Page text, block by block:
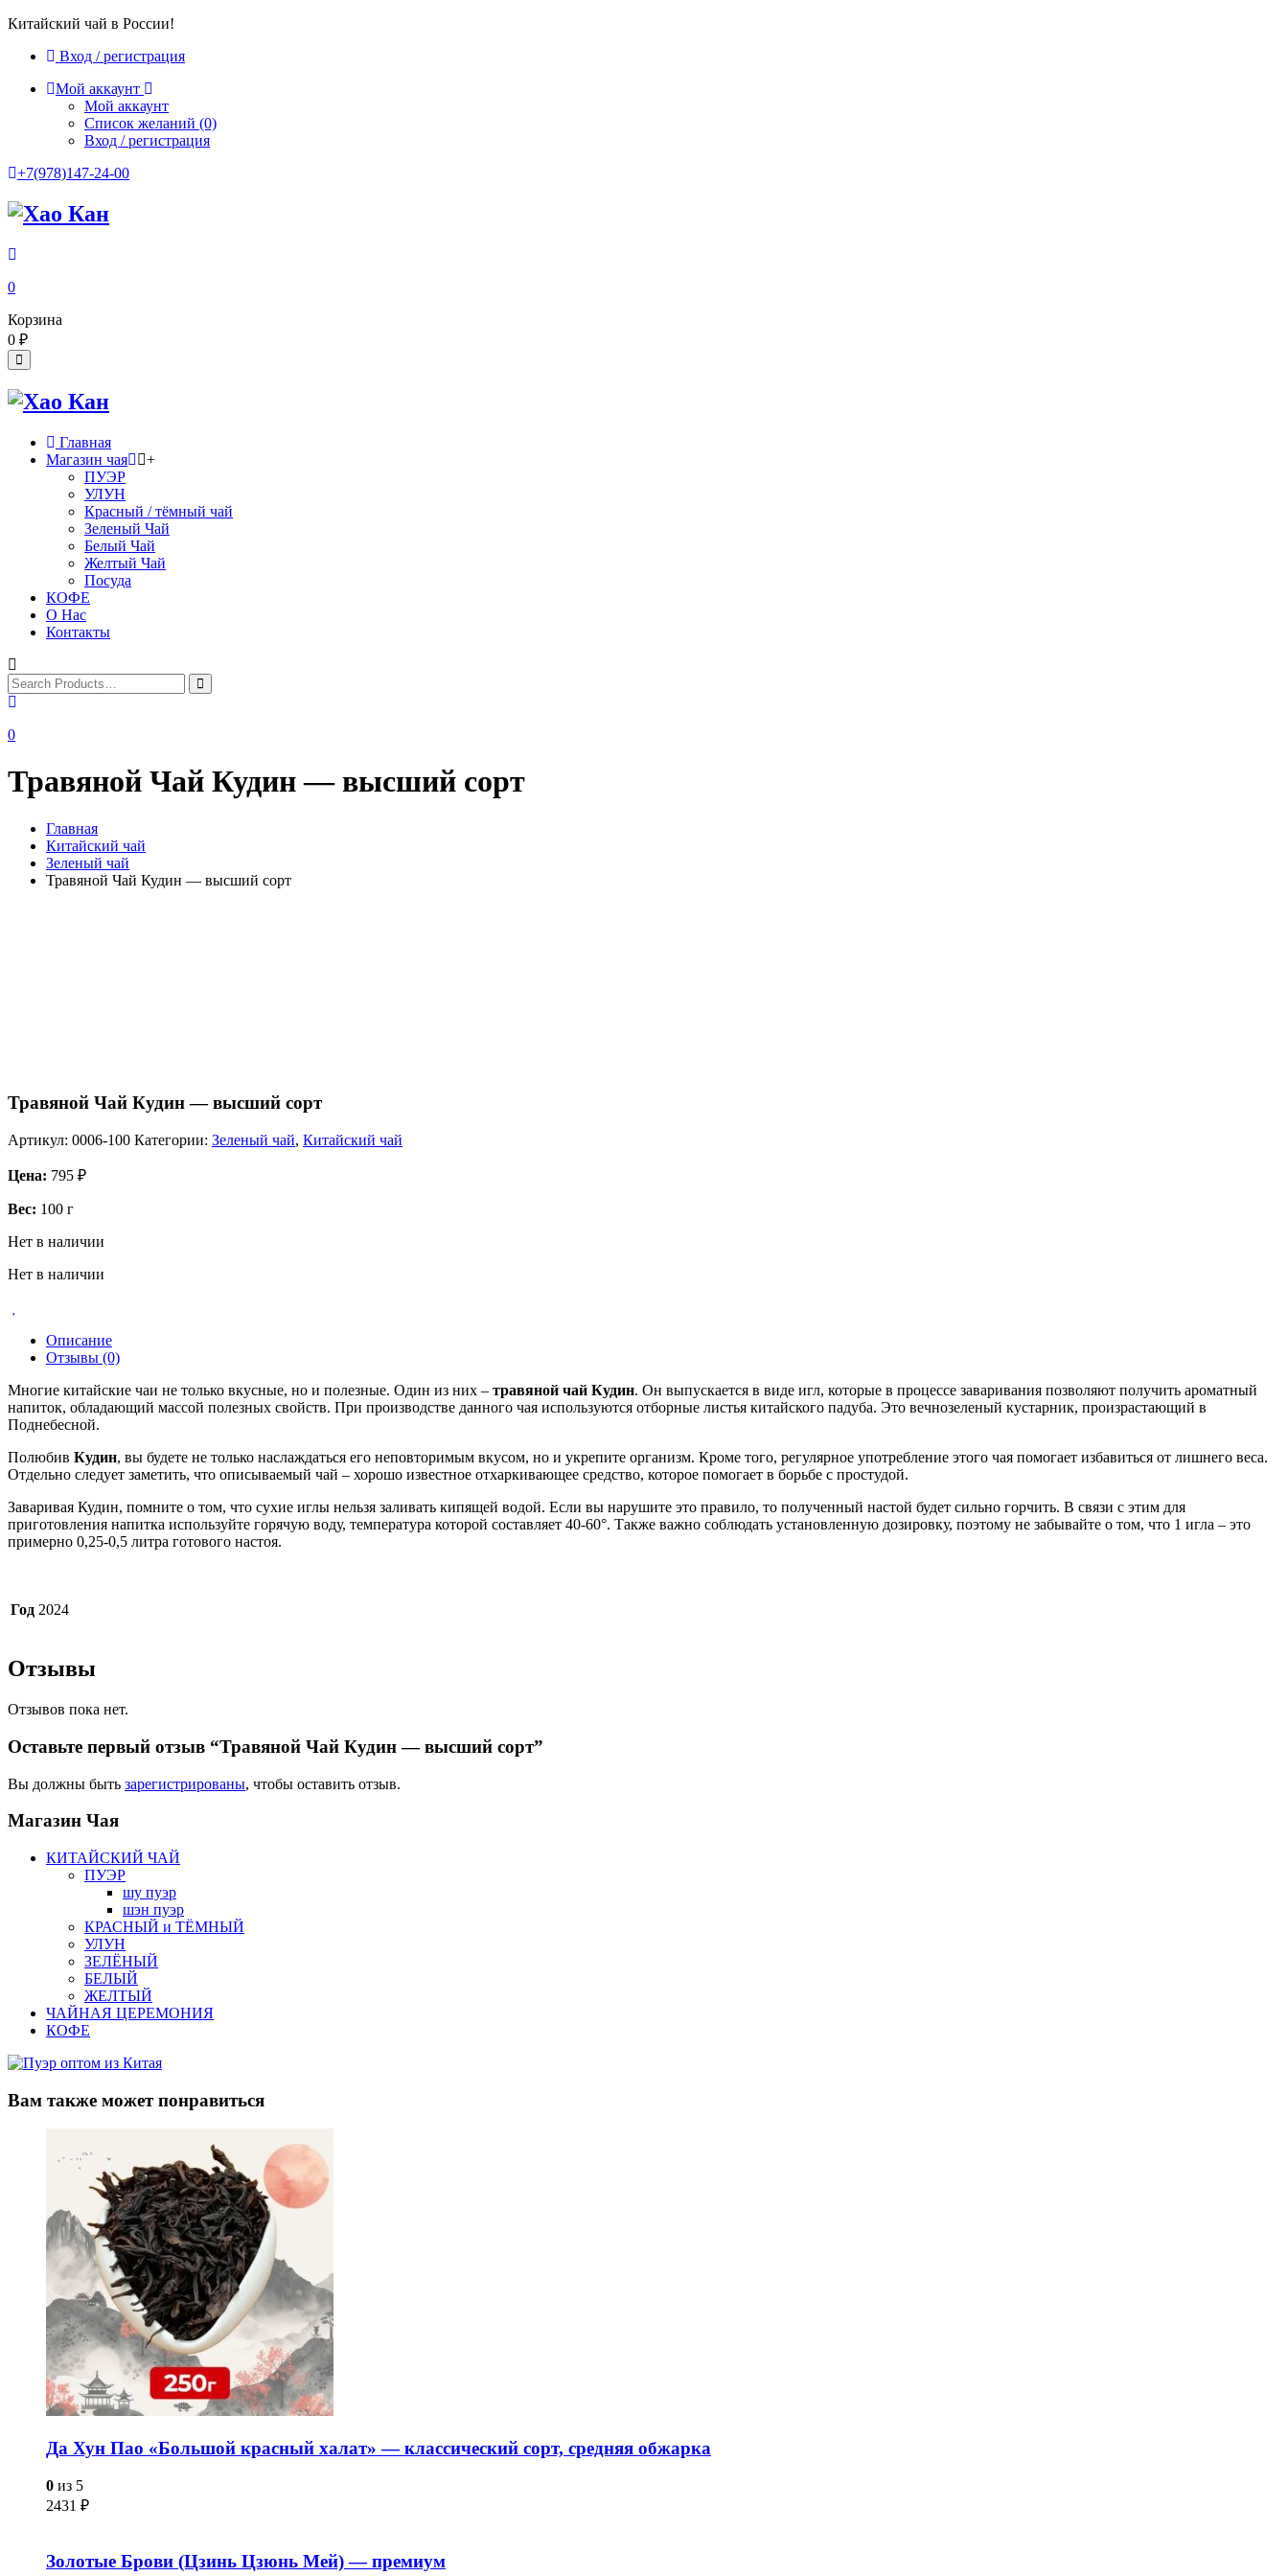
Китайский чай в России!
Вход / регистрация
Мой аккаунт
Мой аккаунт
Список желаний (0)
Вход / регистрация
+7(978)147-24-00
0
Корзина
0 ₽
Главная
Магазин чая
+
ПУЭР
УЛУН
Красный / тёмный чай
Зеленый Чай
Белый Чай
Желтый Чай
Посуда
КОФЕ
О Нас
Контакты
0
Травяной Чай Кудин — высший сорт
Главная
Китайский чай
Зеленый чай
Травяной Чай Кудин — высший сорт
Травяной Чай Кудин — высший сорт
Артикул: 0006-100 Категории: Зеленый чай, Китайский чай
Цена: 795 ₽
Вес: 100 г
Нет в наличии
Нет в наличии
Описание
Отзывы (0)
Многие китайские чаи не только вкусные, но и полезные. Один из них – травяной чай Кудин. Он выпускается в виде игл, которые в процессе заваривания позволяют получить ароматный
напиток, обладающий массой полезных свойств. При производстве данного чая используются отборные листья китайского падуба. Это вечнозеленый кустарник, произрастающий в
Поднебесной.
Полюбив Кудин, вы будете не только наслаждаться его неповторимым вкусом, но и укрепите организм. Кроме того, регулярное употребление этого чая помогает избавиться от лишнего веса.
Отдельно следует заметить, что описываемый чай – хорошо известное отхаркивающее средство, которое помогает в борьбе с простудой.
Заваривая Кудин, помните о том, что сухие иглы нельзя заливать кипящей водой. Если вы нарушите это правило, то полученный настой будет сильно горчить. В связи с этим для
приготовления напитка используйте горячую воду, температура которой составляет 40-60°. Также важно соблюдать установленную дозировку, поэтому не забывайте о том, что 1 игла – это
примерно 0,25-0,5 литра готового настоя.
Год 2024
Отзывы
Отзывов пока нет.
Оставьте первый отзыв “Травяной Чай Кудин — высший сорт”
Вы должны быть зарегистрированы, чтобы оставить отзыв.
Магазин Чая
КИТАЙСКИЙ ЧАЙ
ПУЭР
шу пуэр
шэн пуэр
КРАСНЫЙ и ТЁМНЫЙ
УЛУН
ЗЕЛЁНЫЙ
БЕЛЫЙ
ЖЕЛТЫЙ
ЧАЙНАЯ ЦЕРЕМОНИЯ
КОФЕ
Вам также может понравиться
Да Хун Пао «Большой красный халат» — классический сорт, средняя обжарка
0 из 5
2431 ₽
Золотые Брови (Цзинь Цзюнь Мей) — премиум